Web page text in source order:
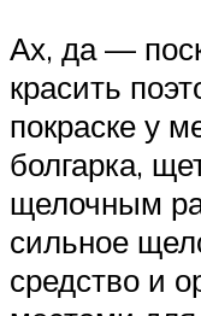
Ах, да —
красить
покраске у
болгарка,
щелочным
сильное
средство и